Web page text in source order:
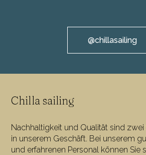
@chillasailing
Chilla sailing
Nachhaltigkeit und Qualität sind
in unserem Geschäft. Bei unserem
und erfahrenen Personal können Sie